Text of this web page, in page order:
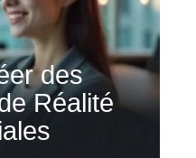
des
Réalité